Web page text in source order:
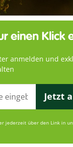
einen Klick
anmelden und
Jetzt
jederzeit über den Link in